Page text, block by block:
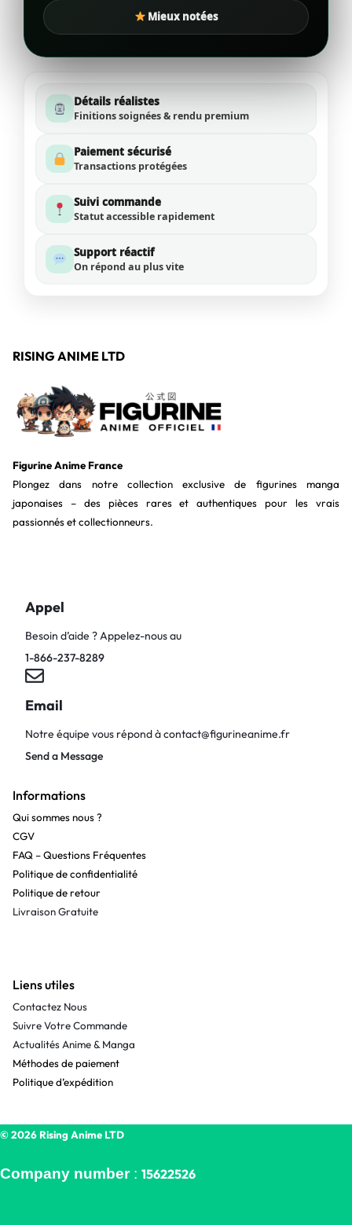
Mieux notées
Détails réalistes
Finitions soignées & rendu premium
Paiement sécurisé
Transactions protégées
Suivi commande
Statut accessible rapidement
Support réactif
On répond au plus vite
RISING ANIME LTD
Figurine Anime France
Plongez dans notre collection exclusive de figurines manga
japonaises – des pièces rares et authentiques pour les vrais
passionnés et collectionneurs.
Appel
Besoin d’aide ? Appelez-nous au
1-866-237-8289
Email
Notre équipe vous répond àcontact@figurineanime.fr
Send a Message
Informations
Qui sommes nous ?
CGV
FAQ – Questions Fréquentes
Politique de confidentialité
Politique de retour
Livraison Gratuite
Liens utiles
Contactez Nous
Suivre Votre Commande
Actualités Anime & Manga
Méthodes de paiement
Politique d’expédition
© 2026 Rising Anime LTD
Company number: 15622526